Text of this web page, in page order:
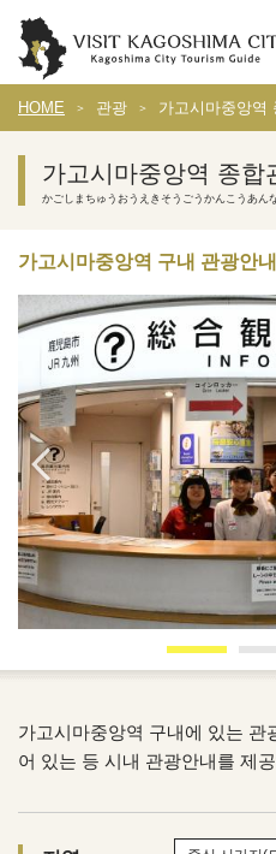
HOME 관광 가고시마중앙역
가고시마중앙역 종합
かごしまちゅうおうえきそうごうかんこうあん
가고시마중앙역 구내 관광안
가고시마중앙역 구내에 있는 관
어 있는 등 시내 관광안내를 제